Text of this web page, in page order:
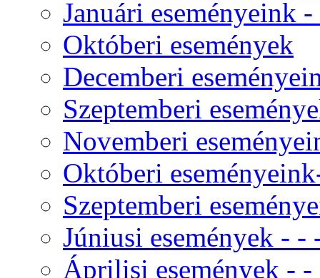
Januári eseményeink
Októberi események
Decemberi
Szeptemberi
Novemberi
Októberi
Szeptemberi
Júniusi események -
Áprilisi események -